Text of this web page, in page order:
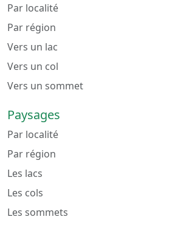
Par localité
Par région
Vers un lac
Vers un col
Vers un sommet
Paysages
Par localité
Par région
Les lacs
Les cols
Les sommets